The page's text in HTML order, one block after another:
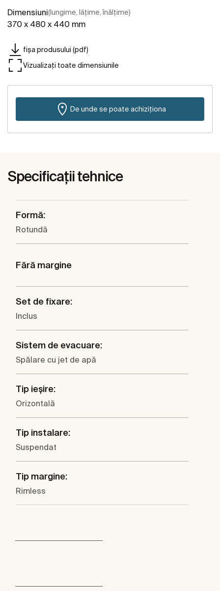
Dimensiuni(lungime, lățime, înălțime)
370 x 480 x 440 mm
fișa produsului (pdf)
Vizualizați toate dimensiunile
De unde se poate achiziționa
Specificații tehnice
Formă:
Rotundă
Fără margine
Set de fixare:
Inclus
Sistem de evacuare:
Spălare cu jet de apă
Tip ieşire:
Orizontală
Tip instalare:
Suspendat
Tip margine:
Rimless